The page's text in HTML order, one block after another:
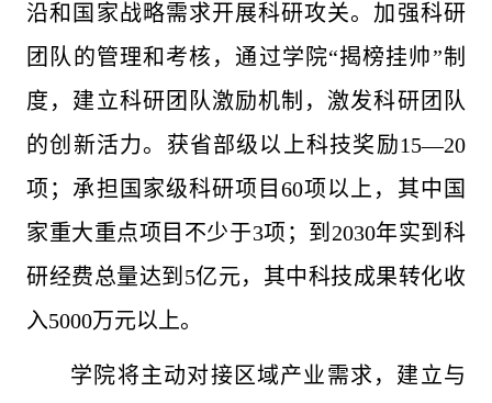
沿和国家战略需求开展科研攻关。加强科研
团队的管理和考核，通过学院“揭榜挂帅”制
度，建立科研团队激励机制，激发科研团队
的创新活力。获省部级以上科技奖励15—20
项；承担国家级科研项目60项以上，其中国
家重大重点项目不少于3项；到2030年实到科
研经费总量达到5亿元，其中科技成果转化收
入5000万元以上。
学院将主动对接区域产业需求，建立与